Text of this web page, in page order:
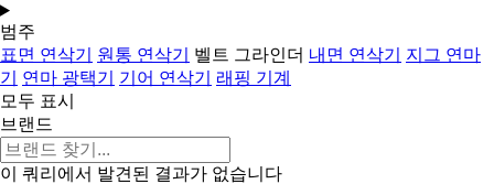
범주
표면 연삭기
원통 연삭기 벨트 그라인더 내면 연삭기
지그 연마
기
연마 광택기 기어 연삭기
래핑 기계
모두 표시
브랜드
이 쿼리에서 발견된 결과가 없습니다